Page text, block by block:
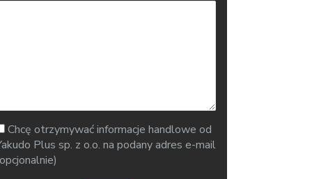
Chcę otrzymywać informacje handlowe od
Plus sp. z o.o. na podany adres e-mail